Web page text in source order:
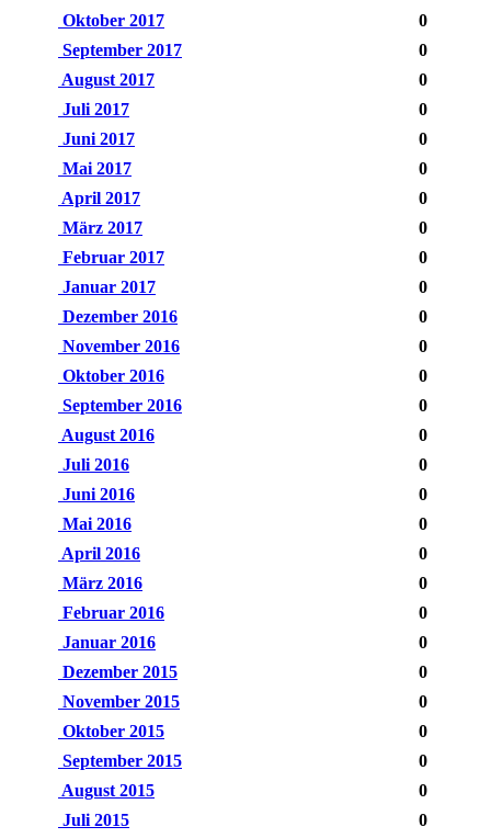
Oktober 2017
0
September 2017
0
August 2017
0
Juli 2017
0
Juni 2017
0
Mai 2017
0
April 2017
0
März 2017
0
Februar 2017
0
Januar 2017
0
Dezember 2016
0
November 2016
0
Oktober 2016
0
September 2016
0
August 2016
0
Juli 2016
0
Juni 2016
0
Mai 2016
0
April 2016
0
März 2016
0
Februar 2016
0
Januar 2016
0
Dezember 2015
0
November 2015
0
Oktober 2015
0
September 2015
0
August 2015
0
Juli 2015
0